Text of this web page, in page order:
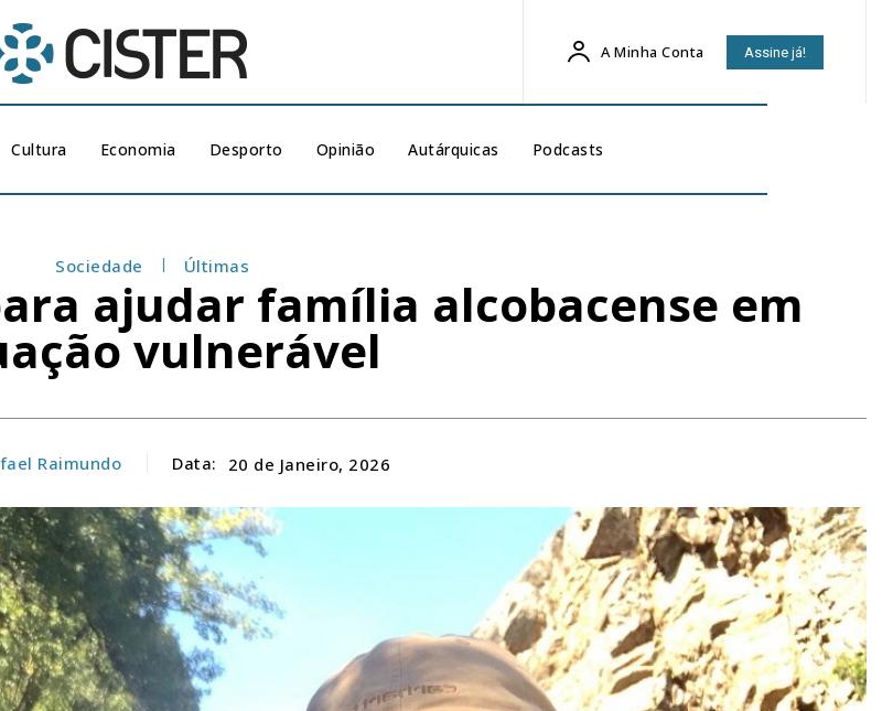
A Minha Conta Assine já!
Cultura Economia Desporto Opinião Autárquicas Podcasts
Sociedade Últimas
ajudar família alcobacense em
vulnerável
Raimundo Data: 20 de Janeiro, 2026